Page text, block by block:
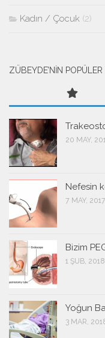
Kadın / Çocuk (2)
ZÜBEYDE’NİN POPÜLER
20 MAY,
Nefesin
7 MAY, 2017
Bizim
1 ŞUB, 2018
Yoğun
3 MAR,